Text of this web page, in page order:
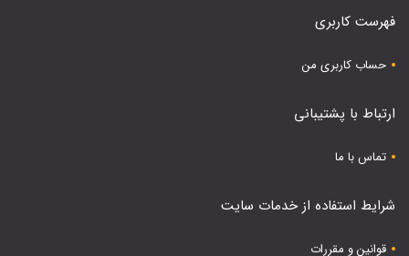
فهرست کاربری
حساب کاربری من
ارتباط با پشتیبانی
تماس با ما
شرایط استفاده از خدمات سایت
قوانین و مقررات